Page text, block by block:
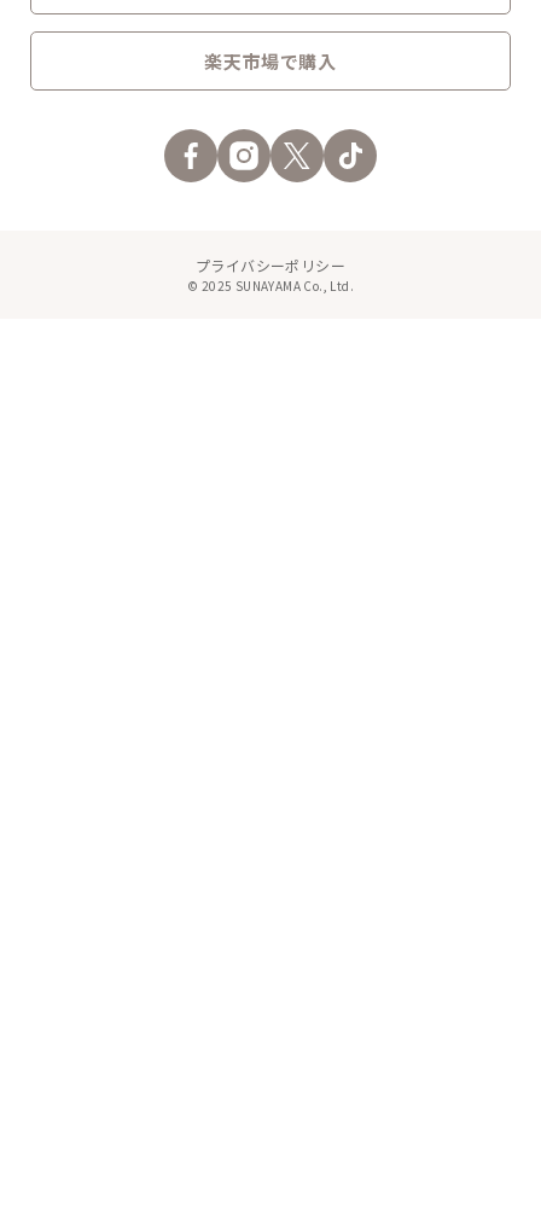
楽天市場で購入
© 2025 SUNAYAMA Co., Ltd.
プライバシーポリシー